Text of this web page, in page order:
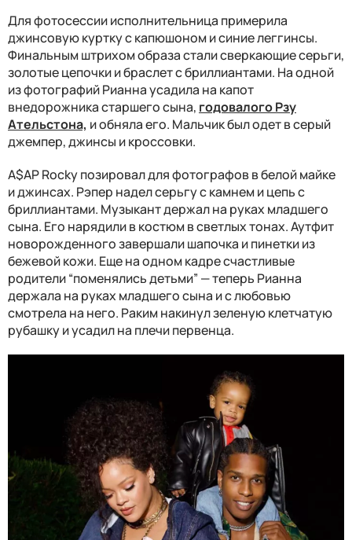
Для фотосессии исполнительница примерила
джинсовую куртку с капюшоном и синие леггинсы.
Финальным штрихом образа стали сверкающие серьги,
золотые цепочки и браслет с бриллиантами. На одной
из фотографий Рианна усадила на капот
внедорожника старшего сына, годовалого Рзу
Ательстона, и обняла его. Мальчик был одет в серый
джемпер, джинсы и кроссовки.
A$AP Rocky позировал для фотографов в белой майке
и джинсах. Рэпер надел серьгу с камнем и цепь с
бриллиантами. Музыкант держал на руках младшего
сына. Его нарядили в костюм в светлых тонах. Аутфит
новорожденного завершали шапочка и пинетки из
бежевой кожи. Еще на одном кадре счастливые
родители “поменялись детьми” — теперь Рианна
держала на руках младшего сына и с любовью
смотрела на него. Раким накинул зеленую клетчатую
рубашку и усадил на плечи первенца.